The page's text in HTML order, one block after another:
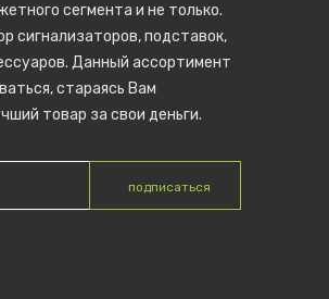
сегмента и не только.
сигнализаторов, подставок,
Данный ассортимент
стараясь Вам
товар за свои деньги.
подписаться